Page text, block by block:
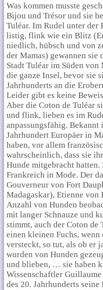
Was kommen musste
Bijou und Trésor und sie
Tuléar. Im Rudel unter der
listig, flink wie ein Blitz
niedlich, hübsch und von
der Mamas) gewannen sie
Stadt Tuléar im Süden
die ganze Insel, bevor sie
Jahrhunderts an die
Leider gibt es keine
Aber die Coton de Tuléar
und flink, lieben es im
anpassungsfähig. Bekannt
Jahrhundert Europäer in
haben, vor allem
wahrscheinlich, dass sie
Hunde mitgebracht
Frankreich in Mode. Der
Gouverneur von Fort
Madagaskar), Etienne von
Anzahl von Hunden
mit langer Schnauze und
stimmt, auch der Coton de
einen kleinen Fuchs,
versteckt, so tut, als ob er
wurden von Hunden
und blieben, … sie haben
Wissenschaftler
des 20. Jahrhunderts